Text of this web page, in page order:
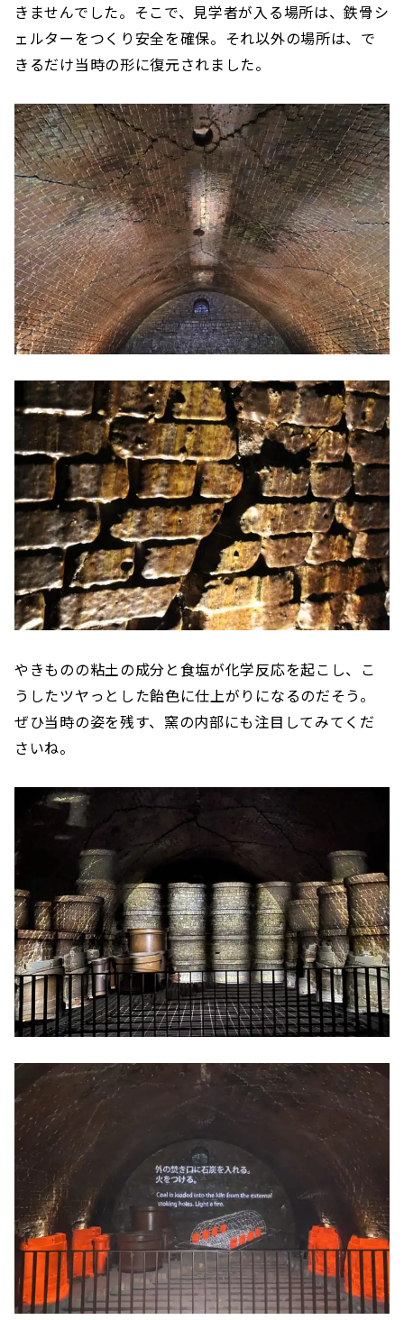
きませんでした。そこで、見学者が入る場所は、鉄骨シ
ェルターをつくり安全を確保。それ以外の場所は、で
きるだけ当時の形に復元されました。
やきものの粘土の成分と食塩が化学反応を起こし、こ
うしたツヤっとした飴色に仕上がりになるのだそう。
ぜひ当時の姿を残す、窯の内部にも注目してみてくだ
さいね。